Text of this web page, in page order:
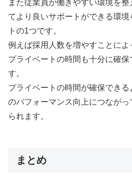
また従業員が働きやすい環境を
てより良いサポートができる環
トの1つです。
例えば採用人数を増やすことに
プライベートの時間も十分に確保
す。
プライベートの時間が確保でき
のパフォーマンス向上につなが
られます。
まとめ